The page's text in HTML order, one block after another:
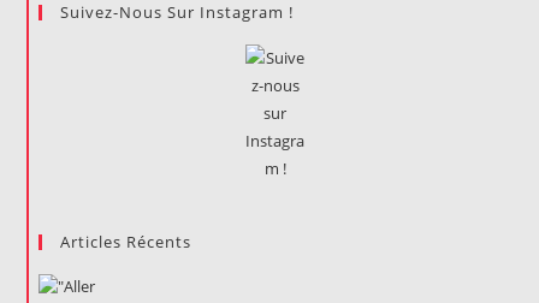
Suivez-Nous Sur Instagram !
Articles Récents